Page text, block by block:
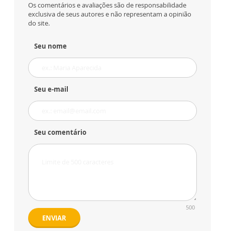
Os comentários e avaliações são de responsabilidade
exclusiva de seus autores e não representam a opinião
do site.
Seu nome
Seu e-mail
Seu comentário
500
ENVIAR